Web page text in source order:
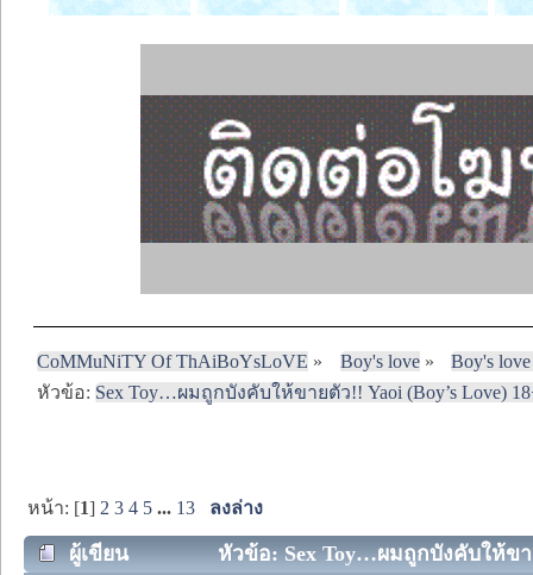
CoMMuNiTY Of ThAiBoYsLoVE » Boy's love»
Boy's
หัวข้อ: Sex Toy…ผมถูกบังคับให้ขายตัว!! Yaoi (Boy’s Love)
หน้า: [1] 2 3 4 5 ... 13 ลงล่าง
ผู้เขียน หัวข้อ: Sex Toy…ผมถูกบังคับให้ขาย